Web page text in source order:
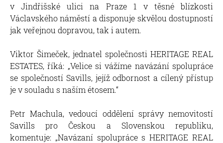
v Jindřišské ulici na Praze 1 v těsné blízkosti
Václavského náměstí a disponuje skvělou dostupností
jak veřejnou dopravou, tak i autem.
Viktor Šimeček, jednatel společnosti HERITAGE REAL
ESTATES, říká: „Velice si vážíme navázání spolupráce
se společností Savills, jejíž odbornost a cílený přístup
je v souladu s naším étosem.“
Petr Machula, vedoucí oddělení správy nemovitostí
Savills pro Českou a Slovenskou republiku,
komentuje: „Navázaní spolupráce s HERITAGE REAL